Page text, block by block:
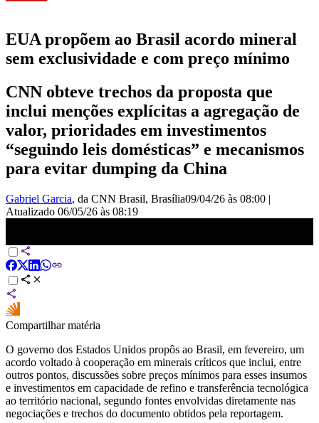
EUA propõem ao Brasil acordo mineral
sem exclusividade e com preço mínimo
CNN obteve trechos da proposta que
inclui menções explícitas a agregação de
valor, prioridades em investimentos
“seguindo leis domésticas” e mecanismos
para evitar dumping da China
Gabriel Garcia, da CNN Brasil, Brasília09/04/26 às 08:00 |
Atualizado 06/05/26 às 08:19
Compartilhar matéria
O governo dos Estados Unidos propôs ao Brasil, em fevereiro, um
acordo voltado à cooperação em minerais críticos que inclui, entre
outros pontos, discussões sobre preços mínimos para esses insumos
e investimentos em capacidade de refino e transferência tecnológica
ao território nacional, segundo fontes envolvidas diretamente nas
negociações e trechos do documento obtidos pela reportagem.